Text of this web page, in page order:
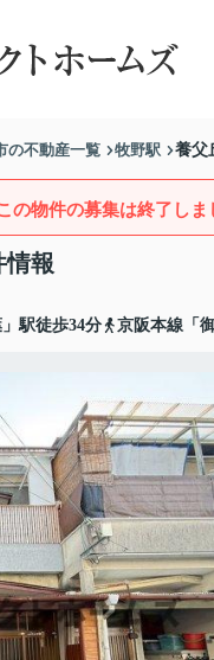
の不動産一覧 牧野駅 養父
の物件の募集は終了しま
情報
駅徒歩34分 京阪本線「